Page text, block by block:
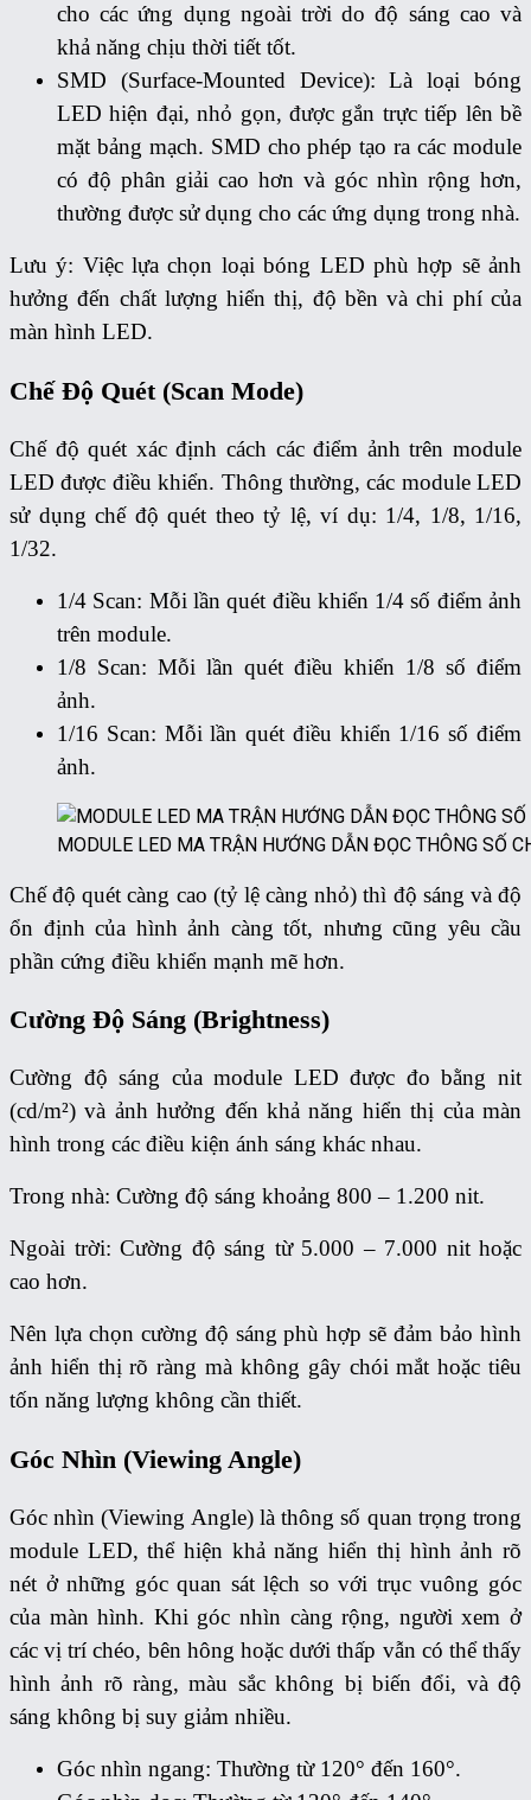
cho các ứng dụng ngoài trời do độ sáng cao và
khả năng chịu thời tiết tốt.
SMD (Surface-Mounted Device): Là loại bóng
LED hiện đại, nhỏ gọn, được gắn trực tiếp lên bề
mặt bảng mạch. SMD cho phép tạo ra các module
có độ phân giải cao hơn và góc nhìn rộng hơn,
thường được sử dụng cho các ứng dụng trong nhà.
Lưu ý: Việc lựa chọn loại bóng LED phù hợp sẽ ảnh
hưởng đến chất lượng hiển thị, độ bền và chi phí của
màn hình LED.
Chế Độ Quét (Scan Mode)
Chế độ quét xác định cách các điểm ảnh trên module
LED được điều khiển. Thông thường, các module LED
sử dụng chế độ quét theo tỷ lệ, ví dụ: 1/4, 1/8, 1/16,
1/32.
1/4 Scan: Mỗi lần quét điều khiển 1/4 số điểm ảnh
trên module.
1/8 Scan: Mỗi lần quét điều khiển 1/8 số điểm
ảnh.
1/16 Scan: Mỗi lần quét điều khiển 1/16 số điểm
ảnh.
MODULE LED MA TRẬN HƯỚNG DẪN ĐỌC THÔNG SỐ
Chế độ quét càng cao (tỷ lệ càng nhỏ) thì độ sáng và độ
ổn định của hình ảnh càng tốt, nhưng cũng yêu cầu
phần cứng điều khiển mạnh mẽ hơn.
Cường Độ Sáng (Brightness)
Cường độ sáng của module LED được đo bằng nit
(cd/m²) và ảnh hưởng đến khả năng hiển thị của màn
hình trong các điều kiện ánh sáng khác nhau.
Trong nhà: Cường độ sáng khoảng 800 – 1.200 nit.
Ngoài trời: Cường độ sáng từ 5.000 – 7.000 nit hoặc
cao hơn.
Nên lựa chọn cường độ sáng phù hợp sẽ đảm bảo hình
ảnh hiển thị rõ ràng mà không gây chói mắt hoặc tiêu
tốn năng lượng không cần thiết.
Góc Nhìn (Viewing Angle)
Góc nhìn (Viewing Angle) là thông số quan trọng trong
module LED, thể hiện khả năng hiển thị hình ảnh rõ
nét ở những góc quan sát lệch so với trục vuông góc
của màn hình. Khi góc nhìn càng rộng, người xem ở
các vị trí chéo, bên hông hoặc dưới thấp vẫn có thể thấy
hình ảnh rõ ràng, màu sắc không bị biến đổi, và độ
sáng không bị suy giảm nhiều.
Góc nhìn ngang: Thường từ 120° đến 160°.